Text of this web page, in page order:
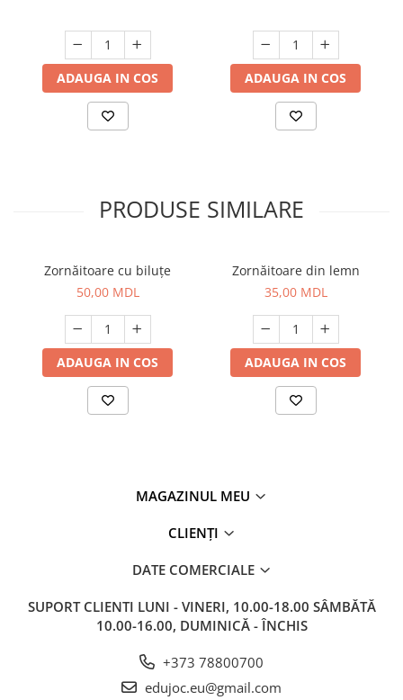
ADAUGA IN COS ADAUGA IN COS
PRODUSE SIMILARE
Zornăitoare cu biluțe
50,00 MDL
ADAUGA IN COS
Zornăitoare din lemn
35,00 MDL
ADAUGA IN COS
MAGAZINUL MEU
CLIENȚI
DATE COMERCIALE
SUPORT CLIENTI LUNI - VINERI, 10.00-18.00 SÂMBĂTĂ
10.00-16.00, DUMINICĂ - ÎNCHIS
+373 78800700
edujoc.eu@gmail.com